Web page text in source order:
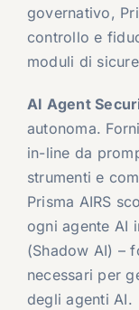
governativo,
controllo e
moduli di
AI Agent
autonoma.
in-line da
strumenti e
Prisma AIRS
ogni agente AI
(Shadow AI) –
necessari per
degli agenti AI.